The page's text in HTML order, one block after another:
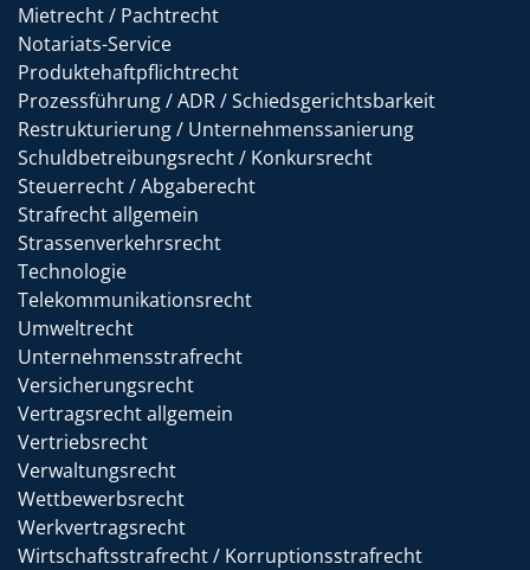
Mietrecht / Pachtrecht
Notariats-Service
Produktehaftpflichtrecht
Prozessführung / ADR / Schiedsgerichtsbarkeit
Restrukturierung / Unternehmenssanierung
Schuldbetreibungsrecht / Konkursrecht
Steuerrecht / Abgaberecht
Strafrecht allgemein
Strassenverkehrsrecht
Technologie
Telekommunikationsrecht
Umweltrecht
Unternehmensstrafrecht
Versicherungsrecht
Vertragsrecht allgemein
Vertriebsrecht
Verwaltungsrecht
Wettbewerbsrecht
Werkvertragsrecht
Wirtschaftsstrafrecht / Korruptionsstrafrecht